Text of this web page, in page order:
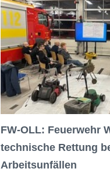
FW-OLL: Feuerwehr
technische Rettung
Arbeitsunfällen